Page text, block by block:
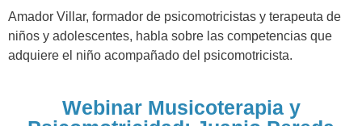
Amador Villar, formador de psicomotricistas y terapeuta de
niños y adolescentes, habla sobre las competencias que
adquiere el niño acompañado del psicomotricista.
Webinar Musicoterapia y